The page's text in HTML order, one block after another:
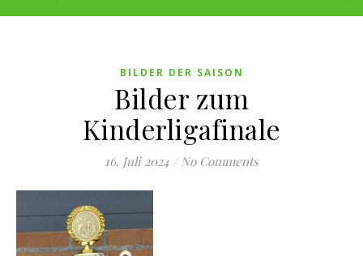
BILDER DER SAISON
Bilder zum
Kinderligafinale
16. Juli 2024 / No Comments